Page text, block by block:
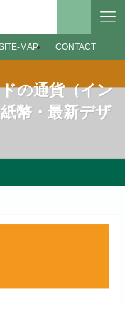
MAP CONTACT
の通貨（イン
幣・最新デザ